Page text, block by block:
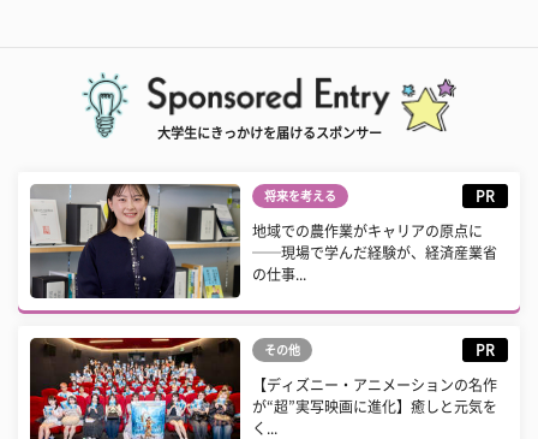
大学生にきっかけを届けるスポンサー
将来を考える PR
地域での農作業がキャリアの原点に
──現場で学んだ経験が、経済産業省
の仕事...
その他 PR
【ディズニー・アニメーションの名作
が“超”実写映画に進化】癒しと元気を
く...